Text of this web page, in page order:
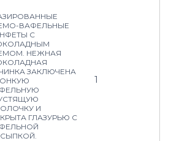
ВАФЕЛЬНЫЕ
С
НЕЖНАЯ
ЗАКЛЮЧЕНА
И
ГЛАЗУРЬЮ С
1